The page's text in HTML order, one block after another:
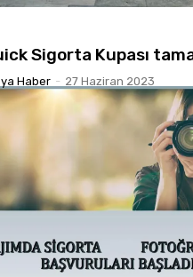
Sigorta Kupası
Haber - 27 Haziran 2023